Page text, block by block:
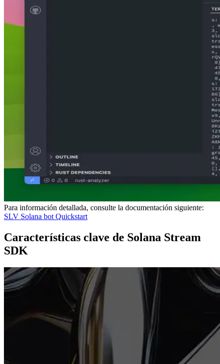
Para información detallada, consulte la documentación siguiente:
SLV Solana bot Quickstart
Características clave de Solana Stream
SDK